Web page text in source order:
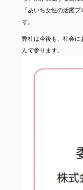
「あいち女性の活躍
す。
弊社は今後も、社会に
んで参ります。